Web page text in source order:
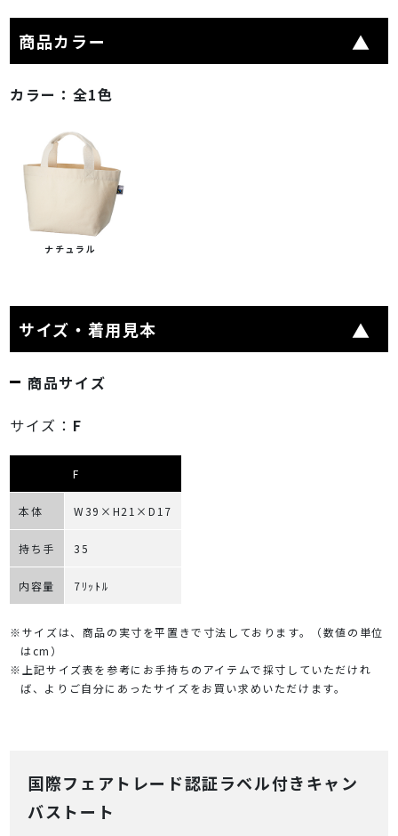
商品カラー
カラー： 全1色
ナチュラル
サイズ・着用見本
商品サイズ
サイズ： F
F
本体 W39×H21×D17
持ち手 35
内容量 7ﾘｯﾄﾙ
※サイズは、商品の実寸を平置きで寸法しております。（数値の単位
はcm）
※上記サイズ表を参考にお手持ちのアイテムで採寸していただけれ
ば、よりご自分にあったサイズをお買い求めいただけます。
国際フェアトレード認証ラベル付きキャン
バストート